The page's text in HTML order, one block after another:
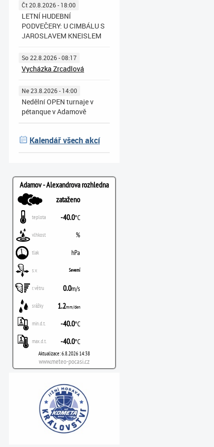
Čt 20.8.2026 - 18:00
LETNÍ HUDEBNÍ
PODVEČERY: U CIMBÁLU S
JAROSLAVEM KNEISLEM
So 22.8.2026 - 08:17
Vycházka Zrcadlová
Ne 23.8.2026 - 14:00
Nedělní OPEN turnaje v
pétanque v Adamově
Kalendář všech akcí